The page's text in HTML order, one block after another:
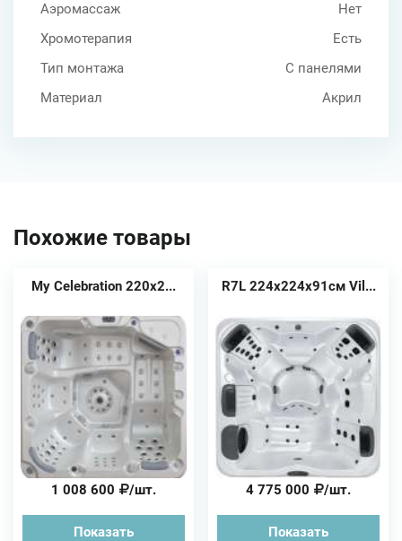
Аэромассаж
Нет
Хромотерапия
Есть
Тип монтажа
С панелями
Материал
Акрил
Похожие товары
My Celebration 220х2...
1 008 600 /шт.
Показать
R7L 224x224x91см Vil...
4 775 000 /шт.
Показать